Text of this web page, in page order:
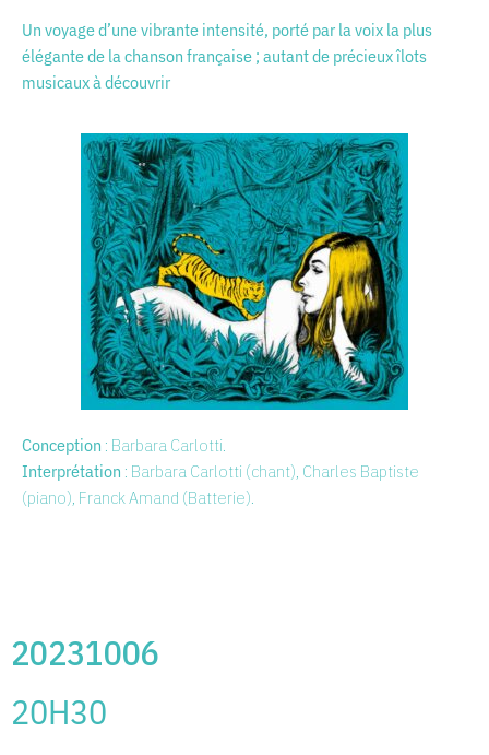
Un voyage d’une vibrante intensité, porté par la voix la plus
élégante de la chanson française ; autant de précieux îlots
musicaux à découvrir
Conception : Barbara Carlotti.
Interprétation : Barbara Carlotti (chant), Charles Baptiste
(piano), Franck Amand (Batterie).
20231006
20H30